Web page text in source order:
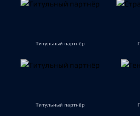
Титульный партнёр
Титульный партнёр